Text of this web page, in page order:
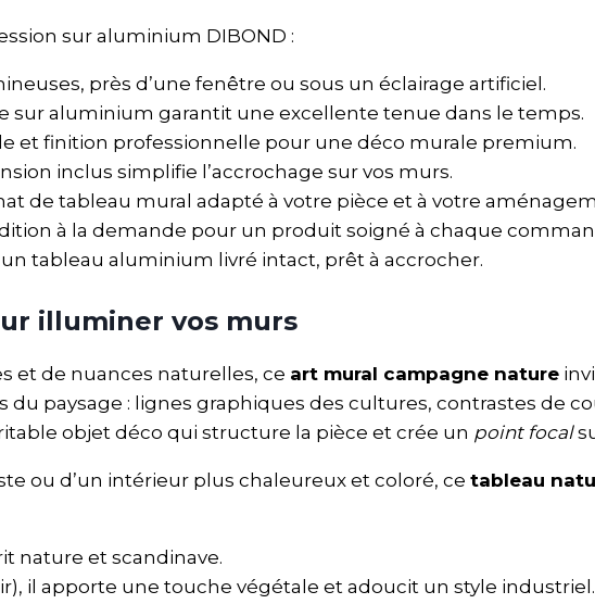
sur aluminium DIBOND :
près d’une fenêtre ou sous un éclairage artificiel.
sur aluminium garantit une excellente tenue dans le temps.
et finition professionnelle pour une déco murale premium.
inclus simplifie l’accrochage sur vos murs.
de tableau mural adapté à votre pièce et à votre
à la demande pour un produit soigné à chaque
tableau aluminium livré intact, prêt à accrocher.
illuminer vos murs
et de nuances naturelles, ce art mural campagne nature
paysage : lignes graphiques des cultures, contrastes de
objet déco qui structure la pièce et crée un point focal
ou d’un intérieur plus chaleureux et coloré, ce tableau
nature et scandinave.
il apporte une touche végétale et adoucit un style industriel.